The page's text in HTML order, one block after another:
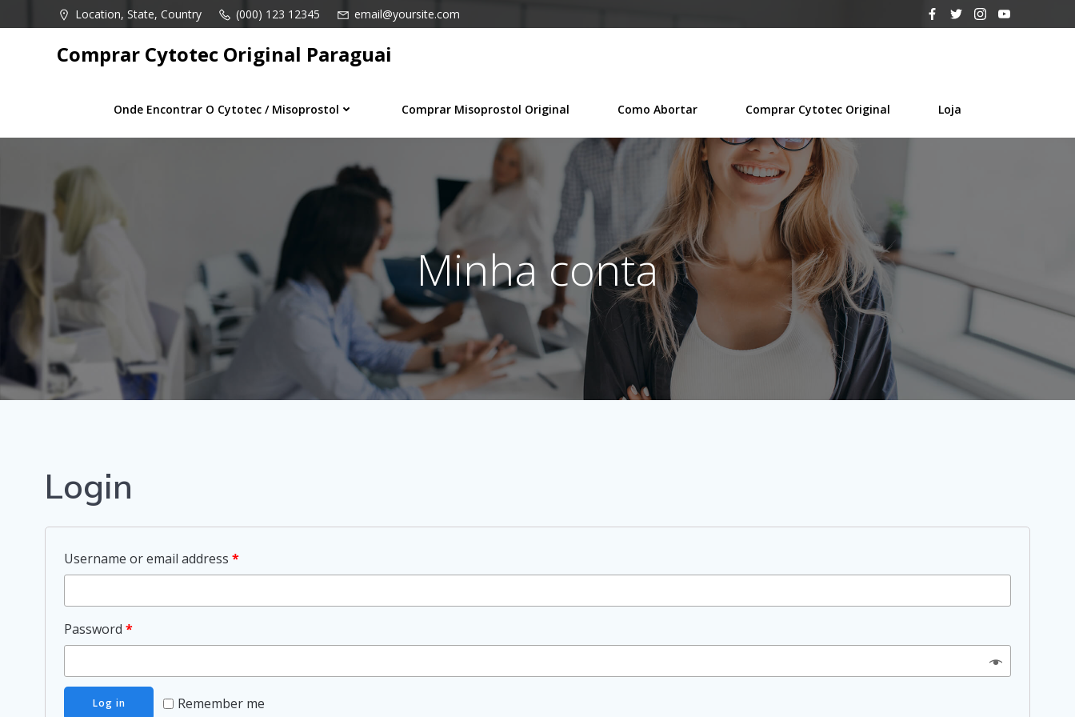
para
Location, State, Country (000) 123 12345 email@yoursite.com
Comprar Cytotec Original Paraguai
Onde Encontrar O Cytotec / Misoprostol Comprar Misoprostol Original Como Abortar Comprar Cytotec Original Loja
Minha conta
Login
Username or email address *
Password *
Remember me
Log in